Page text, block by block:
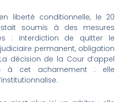
liberté conditionnelle, le 20
soumis à des mesures
: interdiction de quitter le
permanent, obligation
décision de la Cour d’appel
cet acharnement : elle